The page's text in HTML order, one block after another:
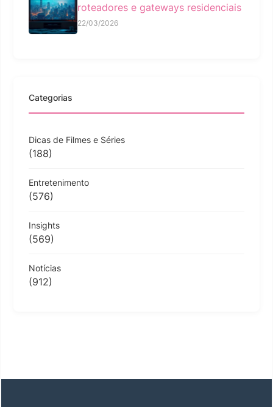
roteadores e gateways residenciais
22/03/2026
Categorias
Dicas de Filmes e Séries
(188)
Entretenimento
(576)
Insights
(569)
Notícias
(912)